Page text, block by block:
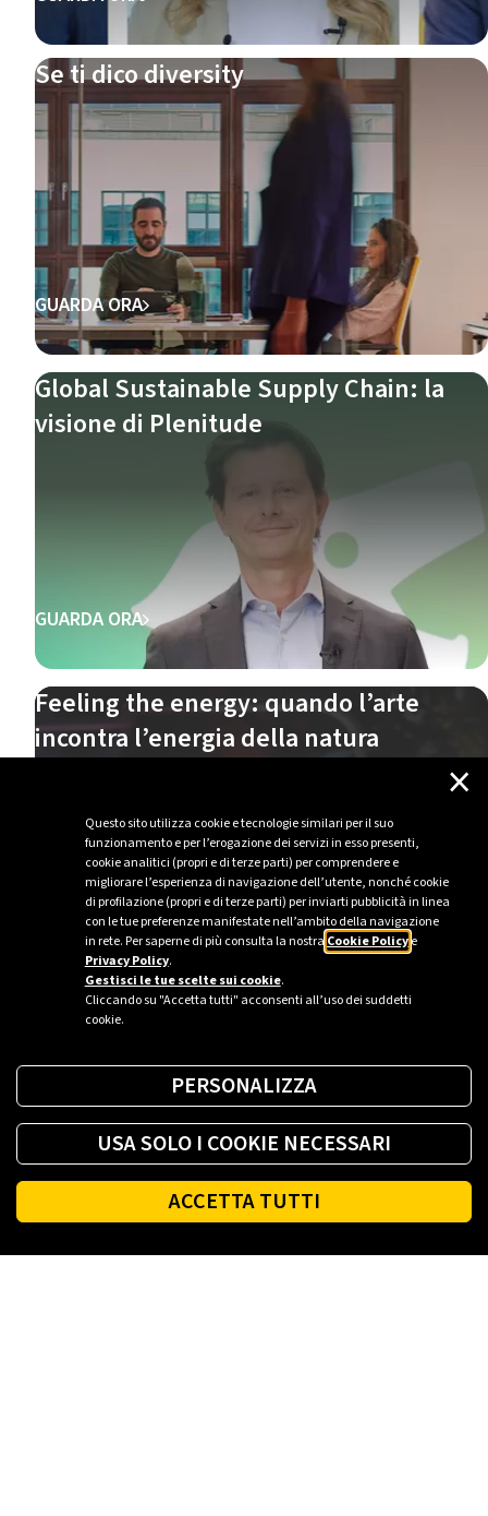
Questo sito utilizza cookie e tecnologie similari per il suo
funzionamento e per l’erogazione dei servizi in esso presenti,
cookie analitici (propri e di terze parti) per comprendere e
migliorare l’esperienza di navigazione dell’utente, nonché cookie
di profilazione (propri e di terze parti) per inviarti pubblicità in linea
con le tue preferenze manifestate nell’ambito della navigazione
in rete. Per saperne di più consulta la nostra Cookie Policye
Privacy Policy.
Gestisci le tue scelte sui cookie.
Cliccando su "Accetta tutti" acconsenti all’uso dei suddetti
cookie.
×
PERSONALIZZA
USA SOLO I COOKIE NECESSARI
ACCETTA TUTTI
Se ti dico diversity
GUARDA ORA
Global Sustainable Supply Chain: la
visione di Plenitude
GUARDA ORA
Feeling the energy: quando l’arte
incontra l’energia della natura
GUARDA ORA